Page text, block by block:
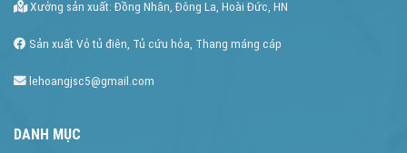
Xưởng sản xuất: Đồng Nhân, Đông La, Hoài Đức, HN
Sản xuất Vỏ tủ điên, Tủ cứu hỏa, Thang máng cáp
lehoangjsc5@gmail.com
DANH MỤC